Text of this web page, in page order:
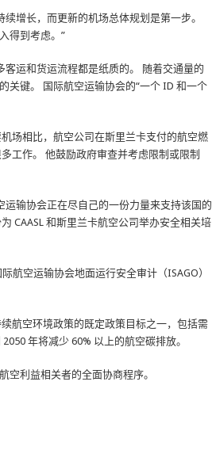
增长，而更新的机场总体规划是第一步。
得到考虑。”
运和货运流程都是纸质的。 随着交通量的
关键。 国际航空运输协会的“一个 ID 和一个
场相比，航空公司在斯里兰卡支付的航空燃
工作。 他鼓励政府审查并考虑限制或限制
输协会正在尽自己的一份力量来支持该国的
CAASL 和斯里兰卡航空公司举办安全相关培
航空运输协会地面运行安全审计（ISAGO）
航空环境政策的既定政策目标之一，包括需
年将减少 60% 以上的航空碳排放。
空利益相关者的全面协商程序。